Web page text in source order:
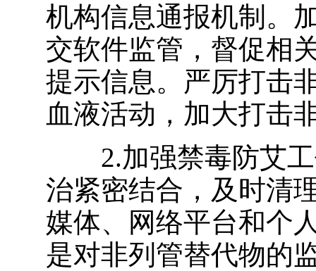
机构信息通报机制。
交软件监管，督促相
提示信息。严厉打击
血液活动，加大打击
2.加强禁毒防艾
治紧密结合，及时清
媒体、网络平台和个
是对非列管替代物的